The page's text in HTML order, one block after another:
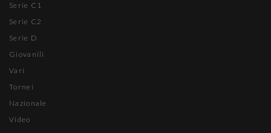
Serie C1
Serie C2
Serie D
Giovanili
Vari
Tornei
Nazionale
Video